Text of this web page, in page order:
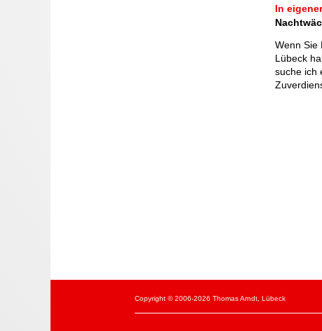
In
Wenn Sie
Lübeck
suche ich
Copyright © 2006-2026 Thomas Arndt, Lübeck